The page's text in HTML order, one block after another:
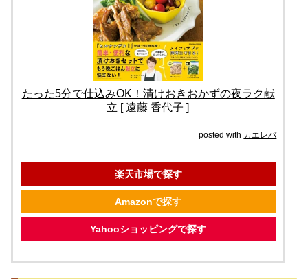
たった5分で仕込みOK！漬けおきおかずの夜ラク献
立 [ 遠藤 香代子 ]
posted with カエレバ
楽天市場で探す
Amazonで探す
Yahooショッピングで探す